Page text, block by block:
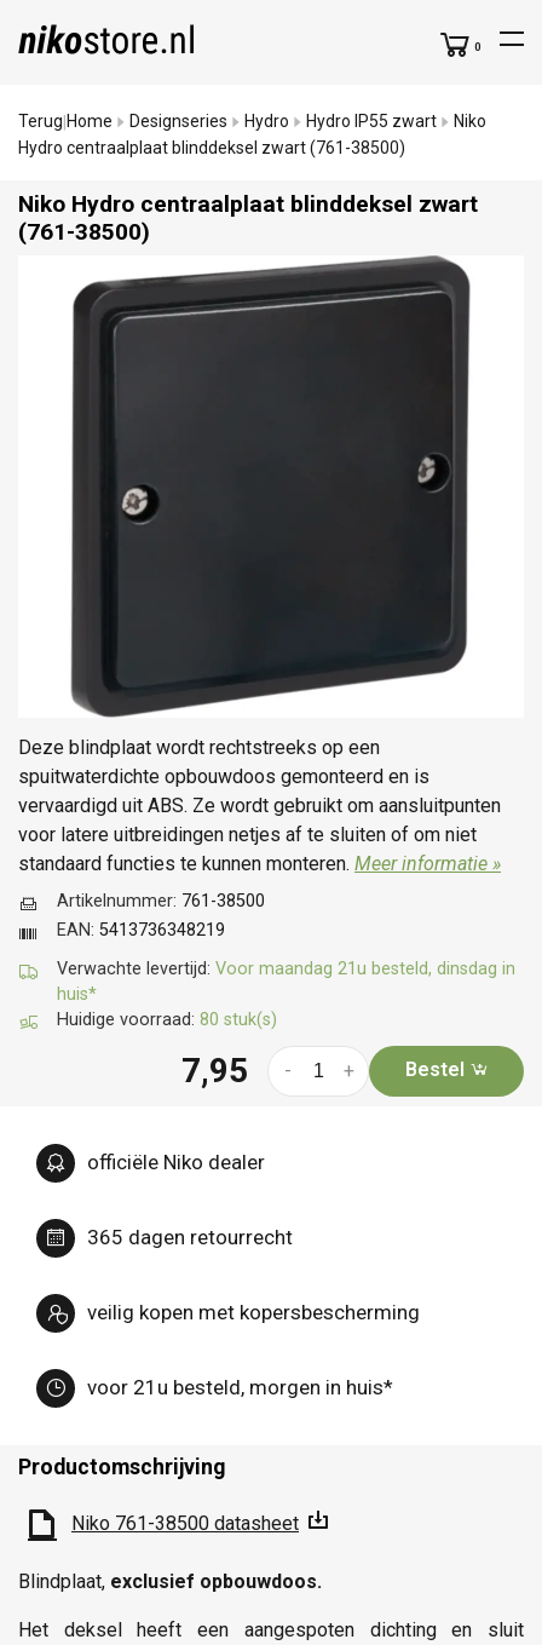
0
Terug Home Designseries Hydro Hydro IP55 zwart
Niko
Hydro centraalplaat blinddeksel zwart (761-38500)
Niko Hydro centraalplaat blinddeksel zwart
(761-38500)
Deze blindplaat wordt rechtstreeks op een
spuitwaterdichte opbouwdoos gemonteerd en is
vervaardigd uit ABS. Ze wordt gebruikt om aansluitpunten
voor latere uitbreidingen netjes af te sluiten of om niet
standaard functies te kunnen monteren. Meer informatie »
Verwachte levertijd: Voor maandag 21u besteld, dinsdag in
huis*
Huidige voorraad: 80 stuk(s)
Artikelnummer: 761-38500
EAN: 5413736348219
7,95 +
- Bestel
officiële Niko dealer
365 dagen retourrecht
veilig kopen met kopersbescherming
voor 21u besteld, morgen in huis*
Productomschrijving
Niko 761-38500 datasheet
Blindplaat, exclusief opbouwdoos.
Het deksel heeft een aangespoten dichting en sluit